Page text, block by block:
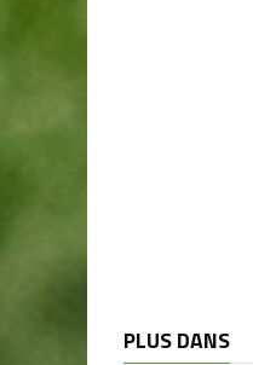
PLUS DANS